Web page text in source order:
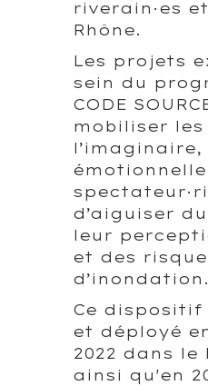
riverain·es
Rhône.
Les projets
sein du
CODE
mobiliser les
émotionnelle
d’aiguiser
leur
et des
d’inondation.
Ce dispositif
et déployé
2022 dans le
ainsi qu'en